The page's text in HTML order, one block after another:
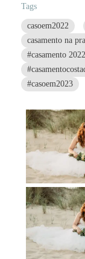
Tags
casoem2022
casamento na
#casamento 2022
#casoem2023